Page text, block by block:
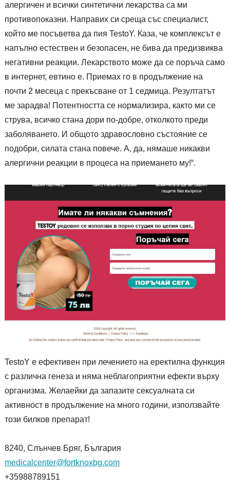
алергичен и всички синтетични лекарства са ми
противопоказни. Направих си среща със специалист,
който ме посъветва да пия TestoY. Каза, че комплексът е
напълно естествен и безопасен, не бива да предизвиква
негативни реакции. Лекарството може да се поръча само
в интернет, евтино е. Приемах го в продължение на
почти 2 месеца с прекъсване от 1 седмица. Резултатът
ме зарадва! Потентността се нормализира, както ми се
струва, всичко стана дори по-добре, отколкото преди
заболяването. И общото здравословно състояние се
подобри, силата стана повече. А, да, нямаше никакви
алергични реакции в процеса на приемането му!“.
TestoY е ефективен при лечението на еректилна функция
с различна генеза и няма неблагоприятни ефекти върху
организма. Желаейки да запазите сексуалната си
активност в продължение на много години, използвайте
този билков препарат!
8240, Слънчев Бряг, България
medicalcenter@fortknoxbg.com
+35988789151